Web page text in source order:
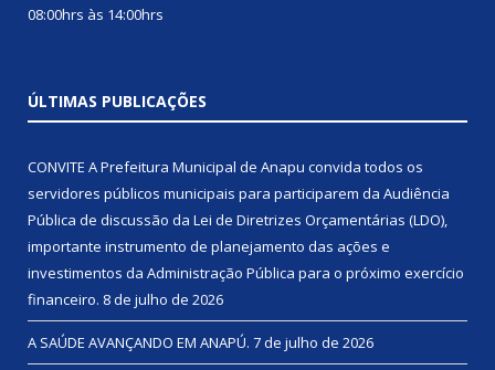
08:00hrs às 14:00hrs
ÚLTIMAS PUBLICAÇÕES
CONVITE A Prefeitura Municipal de Anapu convida todos os
servidores públicos municipais para participarem da Audiência
Pública de discussão da Lei de Diretrizes Orçamentárias (LDO),
importante instrumento de planejamento das ações e
investimentos da Administração Pública para o próximo exercício
financeiro. 8 de julho de 2026
A SAÚDE AVANÇANDO EM ANAPÚ. 7 de julho de 2026